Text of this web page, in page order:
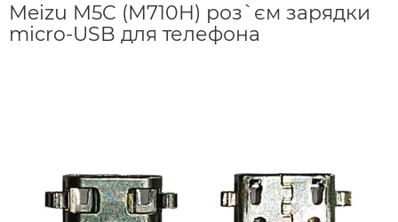
Meizu M5C (M710H) роз`єм зарядки
micro-USB для телефона